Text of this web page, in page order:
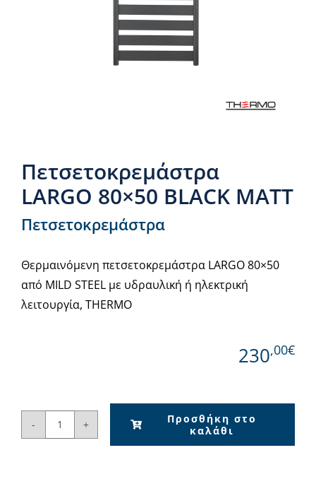
Πετσετοκρεμάστρα
LARGO 80×50 BLACK MATT
Πετσετοκρεμάστρα
Θερμαινόμενη πετσετοκρεμάστρα LARGO 80×50
από MILD STEEL με υδραυλική ή ηλεκτρική
λειτουργία, THERMO
230,00€
Πετσετοκρεμάστρα
Προσθήκη στο
καλάθι